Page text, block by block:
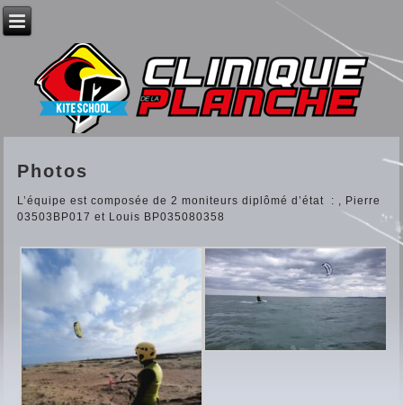
Photos
L’équipe est composée de 2 moniteurs diplômé d’état : , Pierre
03503BP017 et Louis BP035080358